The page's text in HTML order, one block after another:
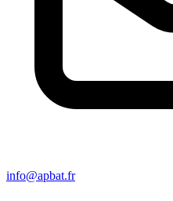
info@apbat.fr